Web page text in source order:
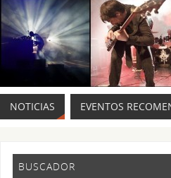
NOTICIAS EVENTOS
BUSCADOR